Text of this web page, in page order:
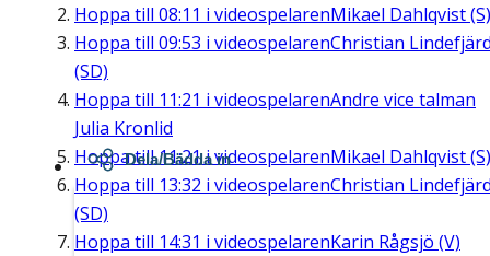
Hoppa till 08:11 i videospelarenMikael Dahlqvist (S)
Hoppa till 09:53 i videospelarenChristian
(SD)
Hoppa till 11:21 i videospelarenAndre vice talman
Julia Kronlid
Hoppa till11:21i videospelarenMikael Dahlqvist (S)
Hoppa till 13:32 i videospelarenChristian
(SD)
Hoppa till 14:31 i videospelarenKarin Rågsjö (V)
Dela/Bädda in